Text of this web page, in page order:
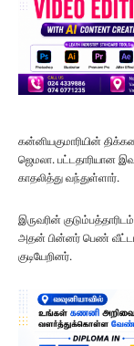
கன்னியகுமாரியின்
ஜெமலா. பட்டதாரியான
காதலித்து வந்துள்ளார்.
இருவரின்
அதன் பின்னர் பெண் வீட்டார்
குடியேறினர்.